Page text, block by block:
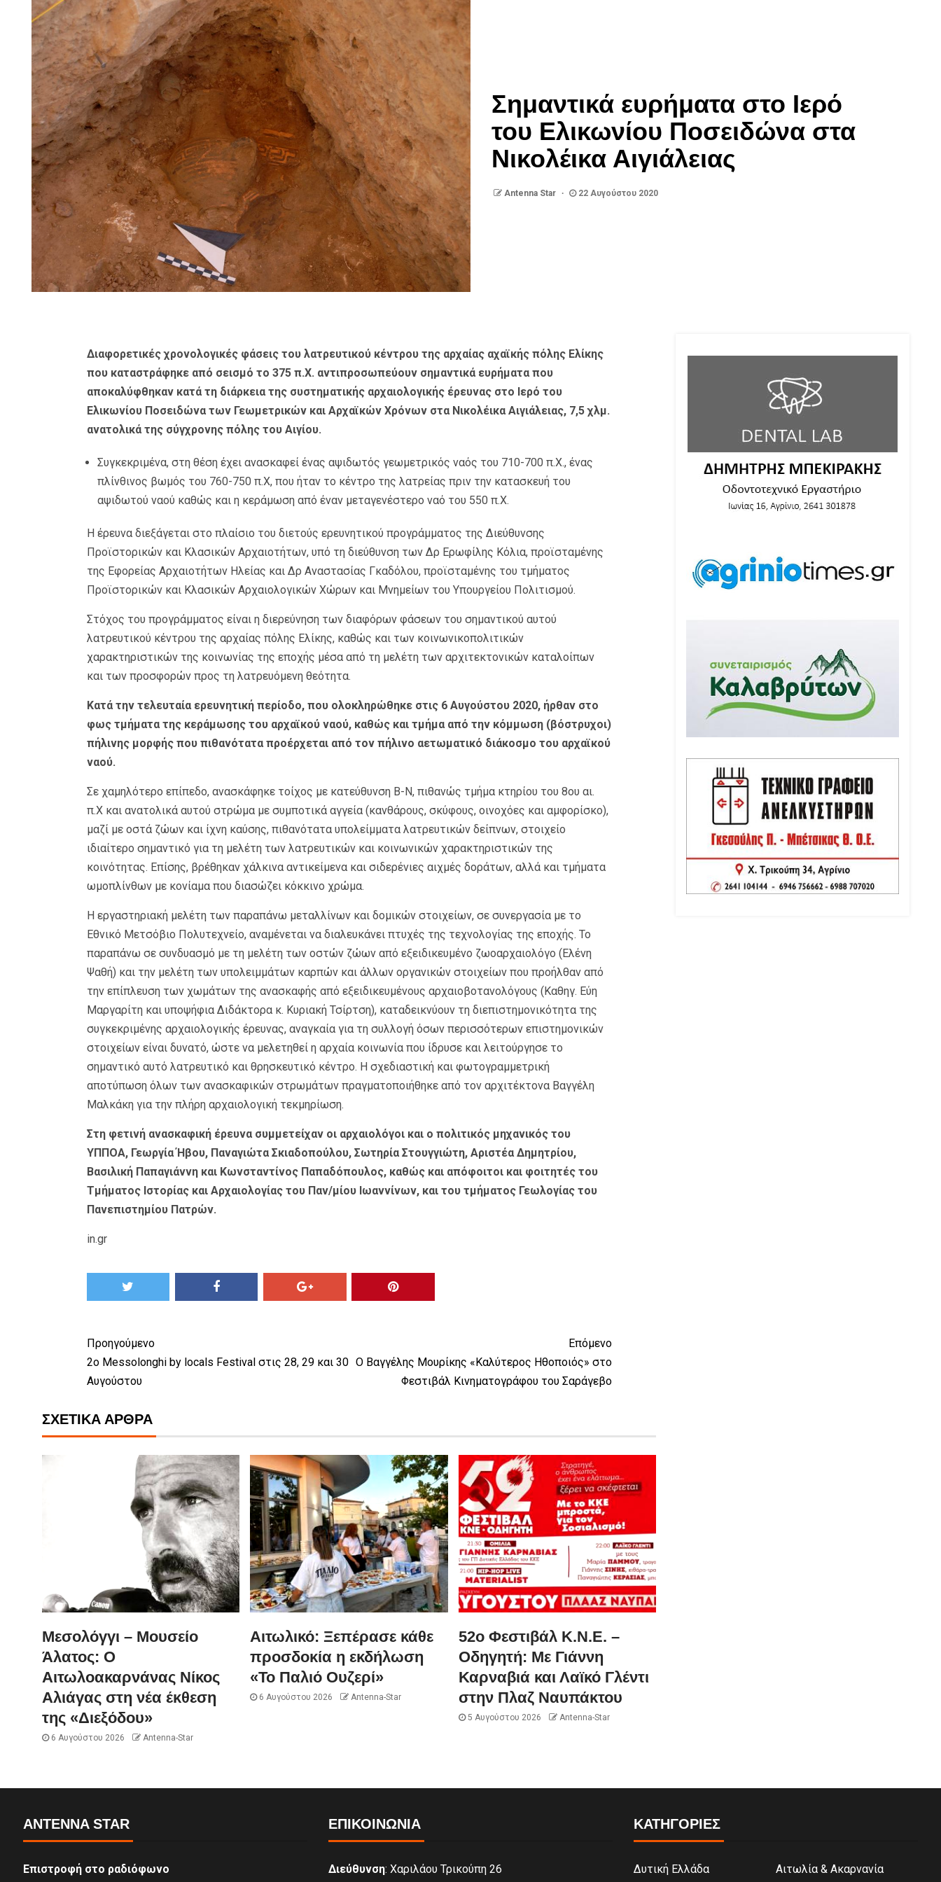
Σημαντικά ευρήματα στο Ιερό
του Ελικωνίου Ποσειδώνα στα
Νικολέικα Αιγιάλειας
Antenna Star 22 Αυγούστου 2020
Διαφορετικές χρονολογικές φάσεις του λατρευτικού κέντρου της αρχαίας αχαϊκής πόλης Ελίκης
που καταστράφηκε από σεισμό το 375 π.Χ. αντιπροσωπεύουν σημαντικά ευρήματα που
αποκαλύφθηκαν κατά τη διάρκεια της συστηματικής αρχαιολογικής έρευνας στο Ιερό του
Ελικωνίου Ποσειδώνα των Γεωμετρικών και Αρχαϊκών Χρόνων στα Νικολέικα Αιγιάλειας, 7,5 χλμ.
ανατολικά της σύγχρονης πόλης του Αιγίου.
Συγκεκριμένα, στη θέση έχει ανασκαφεί ένας αψιδωτός γεωμετρικός ναός του 710-700 π.Χ., ένας
πλίνθινος βωμός του 760-750 π.Χ, που ήταν το κέντρο της λατρείας πριν την κατασκευή του
αψιδωτού ναού καθώς και η κεράμωση από έναν μεταγενέστερο ναό του 550 π.Χ.
Η έρευνα διεξάγεται στο πλαίσιο του διετούς ερευνητικού προγράμματος της Διεύθυνσης
Προϊστορικών και Κλασικών Αρχαιοτήτων, υπό τη διεύθυνση των Δρ Ερωφίλης Κόλια, προϊσταμένης
της Εφορείας Αρχαιοτήτων Ηλείας και Δρ Αναστασίας Γκαδόλου, προϊσταμένης του τμήματος
Προϊστορικών και Κλασικών Αρχαιολογικών Χώρων και Μνημείων του Υπουργείου Πολιτισμού.
Στόχος του προγράμματος είναι η διερεύνηση των διαφόρων φάσεων του σημαντικού αυτού
λατρευτικού κέντρου της αρχαίας πόλης Ελίκης, καθώς και των κοινωνικοπολιτικών
χαρακτηριστικών της κοινωνίας της εποχής μέσα από τη μελέτη των αρχιτεκτονικών καταλοίπων
και των προσφορών προς τη λατρευόμενη θεότητα.
Κατά την τελευταία ερευνητική περίοδο, που ολοκληρώθηκε στις 6 Αυγούστου 2020, ήρθαν στο
φως τμήματα της κεράμωσης του αρχαϊκού ναού, καθώς και τμήμα από την κόμμωση (βόστρυχοι)
πήλινης μορφής που πιθανότατα προέρχεται από τον πήλινο αετωματικό διάκοσμο του αρχαϊκού
ναού.
Σε χαμηλότερο επίπεδο, ανασκάφηκε τοίχος με κατεύθυνση Β-Ν, πιθανώς τμήμα κτηρίου του 8ου αι.
π.Χ και ανατολικά αυτού στρώμα με συμποτικά αγγεία (κανθάρους, σκύφους, οινοχόες και αμφορίσκο),
μαζί με οστά ζώων και ίχνη καύσης, πιθανότατα υπολείμματα λατρευτικών δείπνων, στοιχείο
ιδιαίτερο σημαντικό για τη μελέτη των λατρευτικών και κοινωνικών χαρακτηριστικών της
κοινότητας. Επίσης, βρέθηκαν χάλκινα αντικείμενα και σιδερένιες αιχμές δοράτων, αλλά και τμήματα
ωμοπλίνθων με κονίαμα που διασώζει κόκκινο χρώμα.
Η εργαστηριακή μελέτη των παραπάνω μεταλλίνων και δομικών στοιχείων, σε συνεργασία με το
Εθνικό Μετσόβιο Πολυτεχνείο, αναμένεται να διαλευκάνει πτυχές της τεχνολογίας της εποχής. Το
παραπάνω σε συνδυασμό με τη μελέτη των οστών ζώων από εξειδικευμένο ζωοαρχαιολόγο (Ελένη
Ψαθή) και την μελέτη των υπολειμμάτων καρπών και άλλων οργανικών στοιχείων που προήλθαν από
την επίπλευση των χωμάτων της ανασκαφής από εξειδικευμένους αρχαιοβοτανολόγους (Καθηγ. Εύη
Μαργαρίτη και υποψήφια Διδάκτορα κ. Κυριακή Τσίρτση), καταδεικνύουν τη διεπιστημονικότητα της
συγκεκριμένης αρχαιολογικής έρευνας, αναγκαία για τη συλλογή όσων περισσότερων επιστημονικών
στοιχείων είναι δυνατό, ώστε να μελετηθεί η αρχαία κοινωνία που ίδρυσε και λειτούργησε το
σημαντικό αυτό λατρευτικό και θρησκευτικό κέντρο. Η σχεδιαστική και φωτογραμμετρική
αποτύπωση όλων των ανασκαφικών στρωμάτων πραγματοποιήθηκε από τον αρχιτέκτονα Βαγγέλη
Μαλκάκη για την πλήρη αρχαιολογική τεκμηρίωση.
Στη φετινή ανασκαφική έρευνα συμμετείχαν οι αρχαιολόγοι και ο πολιτικός μηχανικός του
ΥΠΠΟΑ, Γεωργία Ήβου, Παναγιώτα Σκιαδοπούλου, Σωτηρία Στουγγιώτη, Αριστέα Δημητρίου,
Βασιλική Παπαγιάννη και Κωνσταντίνος Παπαδόπουλος, καθώς και απόφοιτοι και φοιτητές του
Τμήματος Ιστορίας και Αρχαιολογίας του Παν/μίου Ιωαννίνων, και του τμήματος Γεωλογίας του
Πανεπιστημίου Πατρών.
in.gr
Προηγούμενο
2o Messolonghi by locals Festival στις 28, 29 και 30
Αυγούστου
Επόμενο
Ο Βαγγέλης Μουρίκης «Καλύτερος Ηθοποιός» στο
Φεστιβάλ Κινηματογράφου του Σαράγεβο
ΣΧΕΤΙΚΆ ΆΡΘΡΑ
Μεσολόγγι – Μουσείο
Άλατος: Ο
Αιτωλοακαρνάνας Νίκος
Αλιάγας στη νέα έκθεση
της «Διεξόδου»
6 Αυγούστου 2026 Antenna-Star
Αιτωλικό: Ξεπέρασε κάθε
προσδοκία η εκδήλωση
«Το Παλιό Ουζερί»
6 Αυγούστου 2026 Antenna-Star
52ο Φεστιβάλ Κ.Ν.Ε. –
Οδηγητή: Με Γιάννη
Καρναβιά και Λαϊκό Γλέντι
στην Πλαζ Ναυπάκτου
5 Αυγούστου 2026 Antenna-Star
ANTENNA STAR
Επιστροφή στο ραδιόφωνο
ΕΠΙΚΟΙΝΩΝΊΑ
Διεύθυνση: Χαριλάου Τρικούπη 26
ΚΑΤΗΓΟΡΙΕΣ
Δυτική Ελλάδα
Αιτωλία & Ακαρνανία